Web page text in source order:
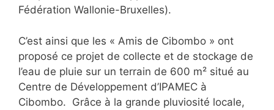
Fédération Wallonie-Bruxelles).
C’est ainsi que les « Amis de Cibombo » ont
proposé ce projet de collecte et de stockage de
l’eau de pluie sur un terrain de 600 m² situé au
Centre de Développement d’IPAMEC à
Cibombo. Grâce à la grande pluviosité locale,